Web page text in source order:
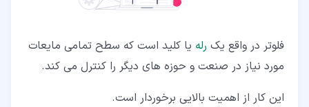
فلوتر در واقع یک رله یا کلید است که سطح تمامی مایعات
مورد نیاز در صنعت و حوزه های دیگر را کنترل می کند.
این کار از اهمیت بالایی برخوردار است.